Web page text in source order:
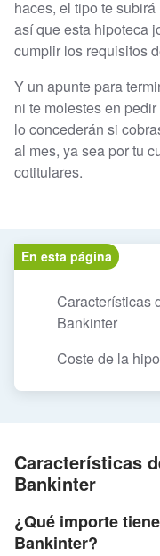
haces, el tipo te
así que esta hipoteca
cumplir los requisitos
Y un apunte para
ni te molestes en
lo concederán si
al mes, ya sea por tu
cotitulares.
En esta página
Características
Bankinter
Coste de la
Características
Bankinter
¿Qué importe
Bankinter?